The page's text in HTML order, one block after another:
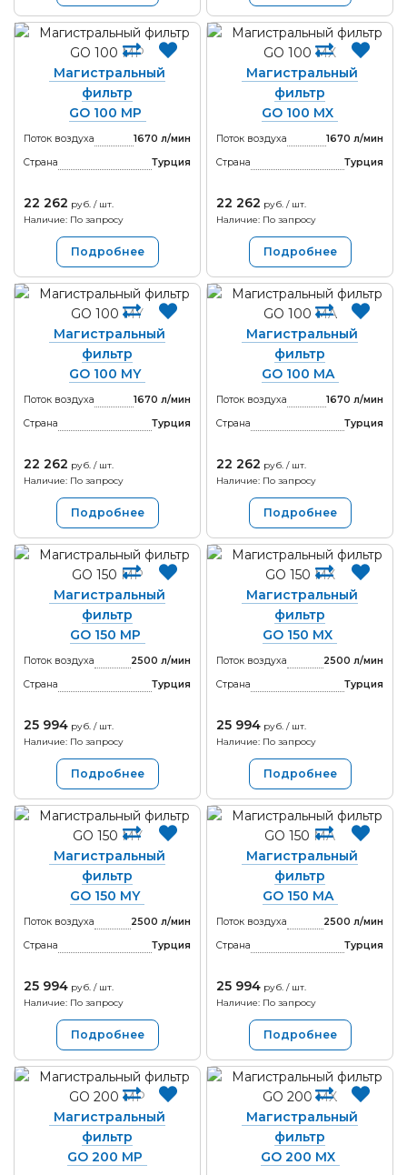
Магистральный
фильтр
GO 100 MP
Поток воздуха
1670 л/мин
Страна
Турция
22 262 руб. / шт.
Наличие: По запросу
Подробнее
Магистральный
фильтр
GO 100 MX
Поток воздуха
1670 л/мин
Страна
Турция
22 262 руб. / шт.
Наличие: По запросу
Подробнее
Магистральный
фильтр
GO 100 MY
Поток воздуха
1670 л/мин
Страна
Турция
22 262 руб. / шт.
Наличие: По запросу
Подробнее
Магистральный
фильтр
GO 100 MA
Поток воздуха
1670 л/мин
Страна
Турция
22 262 руб. / шт.
Наличие: По запросу
Подробнее
Магистральный
фильтр
GO 150 MP
Поток воздуха
2500 л/мин
Страна
Турция
25 994 руб. / шт.
Наличие: По запросу
Подробнее
Магистральный
фильтр
GO 150 MX
Поток воздуха
2500 л/мин
Страна
Турция
25 994 руб. / шт.
Наличие: По запросу
Подробнее
Магистральный
фильтр
GO 150 MY
Поток воздуха
2500 л/мин
Страна
Турция
25 994 руб. / шт.
Наличие: По запросу
Подробнее
Магистральный
фильтр
GO 150 MA
Поток воздуха
2500 л/мин
Страна
Турция
25 994 руб. / шт.
Наличие: По запросу
Подробнее
Магистральный
фильтр
GO 200 MP
Магистральный
фильтр
GO 200 MX